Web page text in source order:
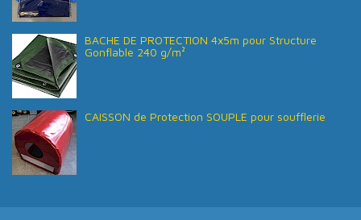
BACHE DE PROTECTION 4x5m pour Structure
Gonflable 240 g/m²
CAISSON de Protection SOUPLE pour soufflerie